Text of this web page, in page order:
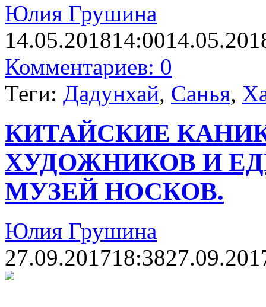
Юлия Грушина
14.05.201814:00
Комментариев: 0
Теги: Дадунхай, Санья,
КИТАЙСКИЕ
ХУДОЖНИКОВ И
МУЗЕЙ НОСКОВ.
Юлия Грушина
27.09.201718:38